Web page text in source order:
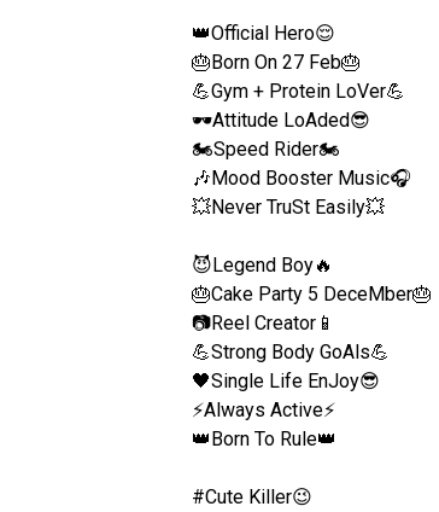
👑Official Hero😌
🎂Born On 27 Feb🎂
💪Gym + Protein LoVer💪
🕶Attitude LoAded😎
🏍Speed Rider🏍
🎶Mood Booster Music🎧
💥Never TruSt Easily💥
😈Legend Boy🔥
🎂Cake Party 5 DeceMber🎂
📷Reel Creator📱
💪Strong Body GoAls💪
🖤Single Life EnJoy😎
⚡Always Active⚡
👑Born To Rule👑
#Cute Killer😉